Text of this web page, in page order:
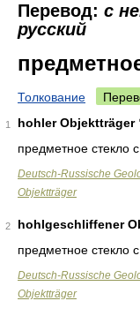
Перевод: с
русский
Толкование
1
hohler Objektträger
предметное стекло
Deutsch-Russische
Objektträger
2
hohlgeschliffener
предметное стекло
Deutsch-Russische
Objektträger